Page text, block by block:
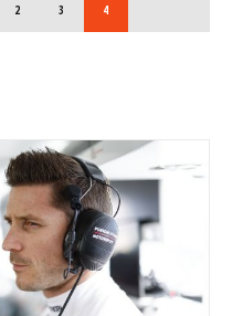
PAGE
2 PAGE
3 PAGE COURANTE
4